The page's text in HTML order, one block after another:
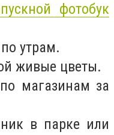
фотобук
утрам.
живые цветы.
магазинам за
в парке или